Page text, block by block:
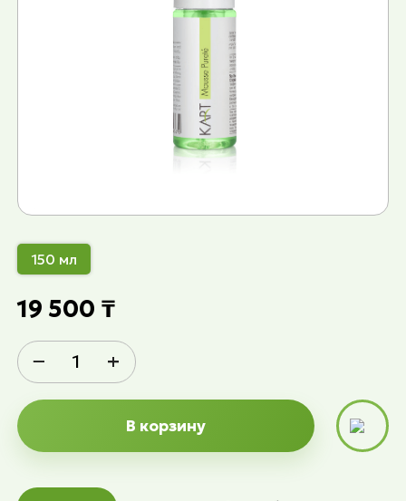
150 мл
19 500 ₸
− +
В корзину